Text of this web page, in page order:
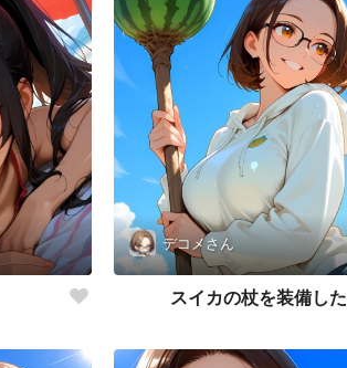
デコメさん
スイカの杖を装備した